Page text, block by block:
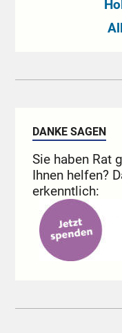
DANKE SAGEN
Sie haben Rat
Ihnen helfen?
erkenntlich: